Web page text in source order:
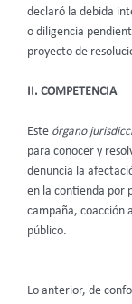
declaró la debida
o diligencia
proyecto de
II. COMPETENCIA
Este órgano
para conocer y
denuncia la
en la contienda por
campaña, coacción
público.
Lo anterior, de